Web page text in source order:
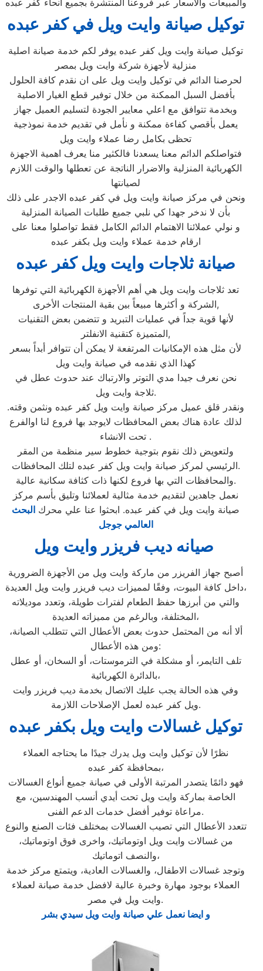
والمبيعات والاسعار عبر فروعنا المنتشرة بجميع انحاء كفر عبده
توكيل صيانة وايت ويل في كفر عبده
توكيل صيانة وايت ويل كفر عبده يوفر لكم خدمة صيانة اصلية
منزلية لأجهزة شركة وايت ويل بمصر
لحرصنا الدائم في توكيل وايت ويل على ان نقدم كافة الحلول
بأفضل السبل الممكنة من خلال توفير قطع الغيار الاصلية
وبخدمة تتوافق مع اعلي معايير الجودة لتسليم العميل جهاز
يعمل بأقصي كفاءة ممكنة و نأمل في تقديم خدمة نموذجية
تحظى بكامل رضا عملاء وايت ويل
فتواصلكم الدائم معنا يسعدنا فالكثير منا يعرف اهمية الاجهزة
الكهربائية المنزلية والاضرار الناتجة عن تعطلها والوقت اللازم
لصيانتها
ونحن في مركز صيانة وايت ويل في كفر عبده الاجدر على ذلك
بأن لا ندخر جهدا كي نلبي جميع طلبات الصيانة المنزلية
و نولي عملائنا الاهتمام الدائم الكامل فقط تواصلوا معنا على
ارقام خدمة عملاء وايت ويل بكفر عبده
صيانة ثلاجات وايت ويل كفر عبده
تعد ثلاجات وايت ويل هي أهم الأجهزة الكهربائية التي توفرها
الشركة و أكثرها مبيعاً بين بقية المنتجات الأخرى,
لأنها قوية جداً في عمليات التبريد و تتضمن بعض التقنيات
المتميزة كتقنية الانفلتر,
لأن مثل هذه الإمكانيات المرتفعة لا يمكن أن تتوافر أبداً بسعر
كهذا الذي نقدمه في صيانة وايت ويل
نحن نعرف جيدا مدي التوتر والارتباك عند حدوث عطل في
ثلاجة وايت ويل.
ونقدر قلق عميل مركز صيانة وايت ويل كفر عبده ونثمن وقته.
لذلك عادة هناك بعض المحافظات لايوجد بها فروع لنا اوالفرع
تحت الانشاء .
ولتعويض ذلك نقوم بتوجية خطوط سير منظمة من المقر
الرئيسي لمركز صيانة وايت ويل كفر عبده لتلك المحافظات.
والمحافظات التي بها فروع لكنها ذات كثافة سكانية عالية.
نعمل جاهدين لتقديم خدمة مثالية لعملائنا وتليق بأسم مركز
صيانة وايت ويل في كفر عبده. ابحثوا عنا علي محرك البحث
العالمي جوجل
أصبح جهاز الفريزر من ماركة وايت ويل من الأجهزة الضرورية
داخل كافة البيوت، وفقًا لمميزات ديب فريزر وايت ويل العديدة،
والتي من أبرزها حفظ الطعام لفترات طويلة، وتعدد موديلاته
المختلفة، وبالرغم من مميزاته العديدة،
ألا أنه من المحتمل حدوث بعض الأعطال التي تتطلب الصيانة،
ومن هذه الأعطال:
تلف التايمر، أو مشكلة في الترموستات، أو السخان، أو عطل
بالدائرة الكهربائية،
وفي هذه الحالة يجب عليك الاتصال بخدمة ديب فريزر وايت
ويل كفر عبده لعمل الإصلاحات اللازمة.
توكيل غسالات وايت ويل بكفر عبده
نظرًا لأن توكيل وايت ويل يدرك جيدًا ما يحتاجه العملاء
بمحافظة كفر عبده،
فهو دائمًا يتصدر المرتبة الأولى في صيانة جميع أنواع الغسالات
الخاصة بماركة وايت ويل تحت أيدي أنسب المهندسين، مع
مراعاة توفير أفضل خدمات الدعم الفنى.
تتعدد الأعطال التي تصيب الغسالات بمختلف فئات الصنع والنوع
من غسالات وايت ويل اوتوماتيك، واخرى فوق اوتوماتيك،
والنصف اتوماتيك،
وتوجد غسالات الاطفال، والغسالات العادية، ويتمتع مركز خدمة
العملاء بوجود مهارة وخبرة عالية لافضل خدمة صيانة لعملاء
وايت ويل في مصر.
و ايضا نعمل علي صيانة وايت ويل سيدي بشر